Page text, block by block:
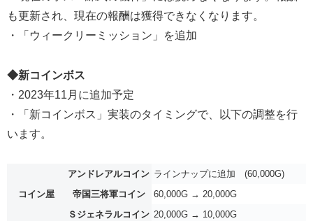
も更新され、現在の報酬は獲得できなくなります。
・「ウィークリーミッション」を追加
◆新コインボス
・2023年11月に追加予定
・「新コインボス」実装のタイミングで、以下の調整を行
います。
コイン屋
アンドレアルコイン ラインナップに追加 (60,000G)
帝国三将軍コイン
60,000G → 20,000G
Ｓジェネラルコイン 20,000G → 10,000G